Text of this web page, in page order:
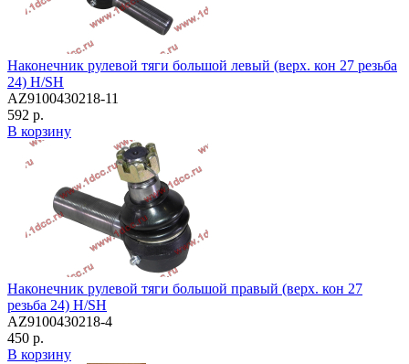
Наконечник рулевой тяги большой левый (верх. кон 27 резьба
24) H/SH
AZ9100430218-11
592 р.
В корзину
Наконечник рулевой тяги большой правый (верх. кон 27
резьба 24) H/SH
AZ9100430218-4
450 р.
В корзину